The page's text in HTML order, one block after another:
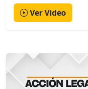
Ver Video